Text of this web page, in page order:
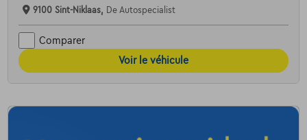
9100 Sint-Niklaas, De Autospecialist
Comparer
Voir le véhicule